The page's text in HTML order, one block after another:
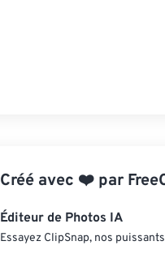
Créé avec ❤️ par
Éditeur de Photos IA
Essayez ClipSnap, nos